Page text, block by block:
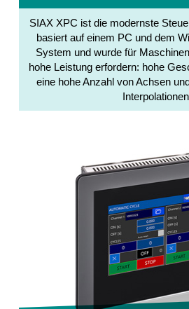
SIAX XPC ist die modernste
basiert auf einem PC und dem
System und wurde für
hohe Leistung erfordern: hohe
eine hohe Anzahl von Achsen